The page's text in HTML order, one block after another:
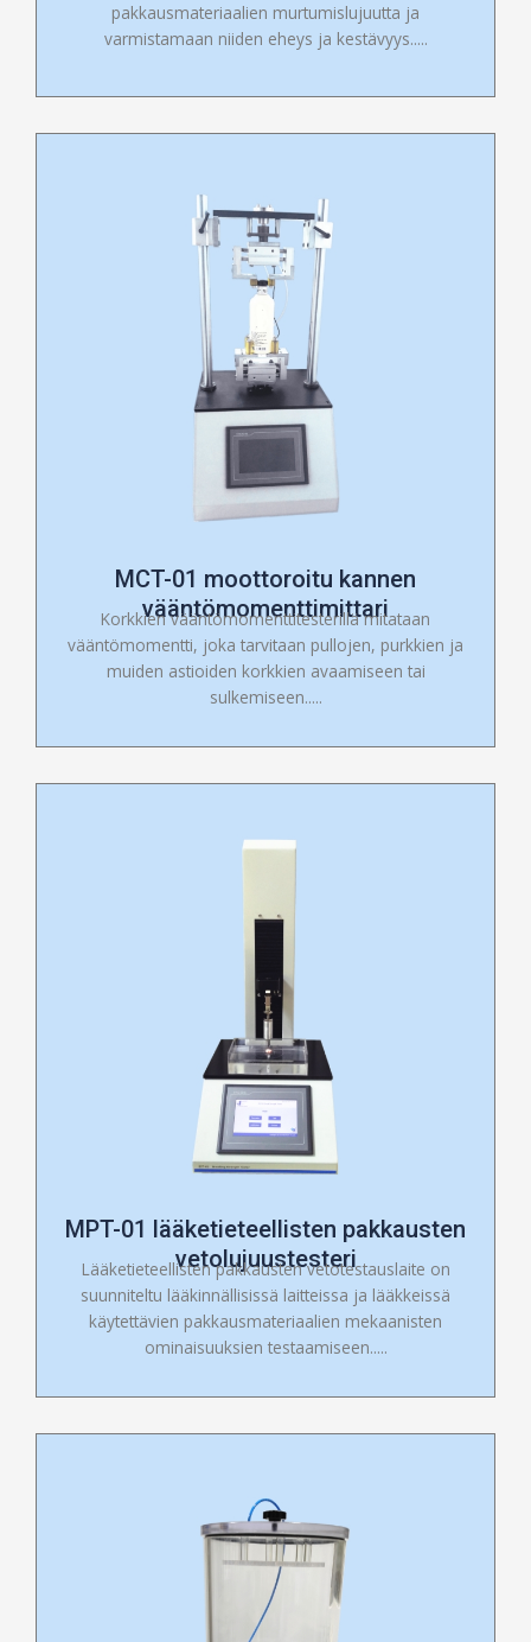
pakkausmateriaalien murtumislujuutta ja
varmistamaan niiden eheys ja kestävyys.....
MCT-01 moottoroitu kannen
vääntömomenttimittari
Korkkien vääntömomenttitesterillä mitataan
vääntömomentti, joka tarvitaan pullojen, purkkien ja
muiden astioiden korkkien avaamiseen tai
sulkemiseen.....
MPT-01 lääketieteellisten pakkausten
vetolujuustesteri
Lääketieteellisten pakkausten vetotestauslaite on
suunniteltu lääkinnällisissä laitteissa ja lääkkeissä
käytettävien pakkausmateriaalien mekaanisten
ominaisuuksien testaamiseen.....